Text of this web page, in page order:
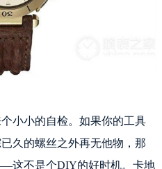
小小的自检。如果你的工具
久的螺丝之外再无他物，那
这不是个DIY的好时机。卡地